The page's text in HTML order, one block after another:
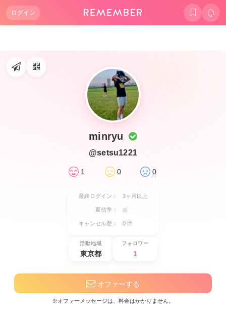
ログイン
minryu
@setsu1221
1 0 0
最終ログイン： 3ヶ月以上
返信率： ◎
キャンセル歴： 0 回
活動地域
東京都
フォロワー
1
オファーする
※オファーメッセージは、料金はかかりません。